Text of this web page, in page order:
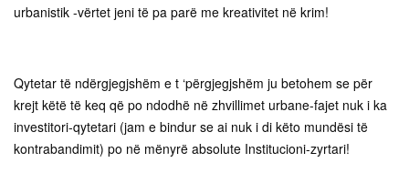
urbanistik -vërtet jeni të pa parë me kreativitet në krim!
Qytetar të ndërgjegjshëm e t ‘përgjegjshëm ju betohem se për
krejt këtë të keq që po ndodhë në zhvillimet urbane-fajet nuk i ka
investitori-qytetari (jam e bindur se ai nuk i di këto mundësi të
kontrabandimit) po në mënyrë absolute Institucioni-zyrtari!